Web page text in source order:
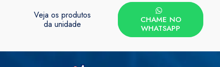
Veja os produtos
da unidade
CHAME NO
WHATSAPP